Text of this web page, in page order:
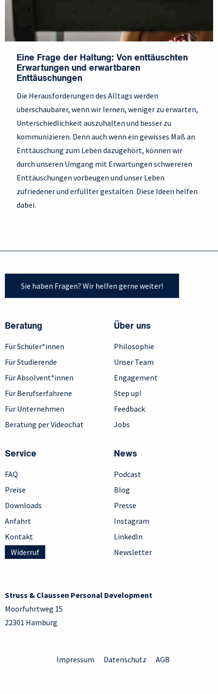
Eine Frage der Haltung: Von enttäuschten
Erwartungen und erwartbaren
Enttäuschungen
Die Herausforderungen des Alltags werden
überschaubarer, wenn wir lernen, weniger zu erwarten,
Unterschiedlichkeit auszuhalten und besser zu
kommunizieren. Denn auch wenn ein gewisses Maß an
Enttäuschung zum Leben dazugehört, können wir
durch unseren Umgang mit Erwartungen schwereren
Enttäuschungen vorbeugen und unser Leben
zufriedener und erfüllter gestalten. Diese Ideen helfen
dabei.
Sie haben Fragen? Wir helfen gerne weiter!
Beratung
Für Schüler*innen
Für Studierende
Für Absolvent*innen
Für Berufserfahrene
Für Unternehmen
Beratung per Videochat
Über uns
Philosophie
Unser Team
Engagement
Step up!
Feedback
Jobs
Service
FAQ
Preise
Downloads
Anfahrt
Kontakt
Widerruf
News
Podcast
Blog
Presse
Instagram
LinkedIn
Newsletter
Struss & Claussen Personal Development
Moorfuhrtweg 15
22301 Hamburg
Impressum Datenschutz AGB